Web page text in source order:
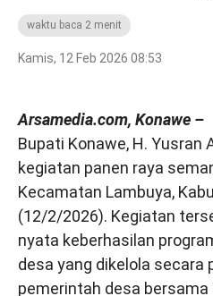
waktu baca 2 menit
Kamis, 12 Feb 2026 08:53
Arsamedia.com, Konawe –
Bupati Konawe, H. Yusran
kegiatan panen raya
Kecamatan Lambuya,
(12/2/2026). Kegiatan
nyata keberhasilan
desa yang dikelola secara
pemerintah desa bersama